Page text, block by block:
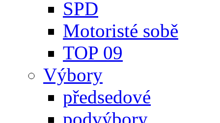
SPD
Motoristé sobě
TOP 09
Výbory
předsedové
podvýbory